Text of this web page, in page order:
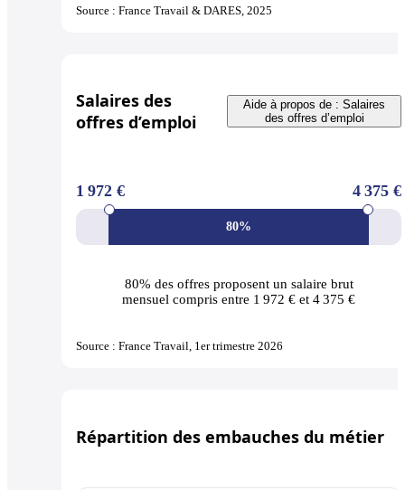
Source : France Travail & DARES, 2025
Salaires des
offres d’emploi
Aide à propos de : Salaires
des offres d’emploi
80%
1 972 € 4 375 €
80% des offresproposent un salaire brut
mensuel compris entre 1 972 € et 4 375 €
Source : France Travail, 1er trimestre 2026
Répartition des embauches du métier